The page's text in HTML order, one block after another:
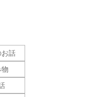
お話